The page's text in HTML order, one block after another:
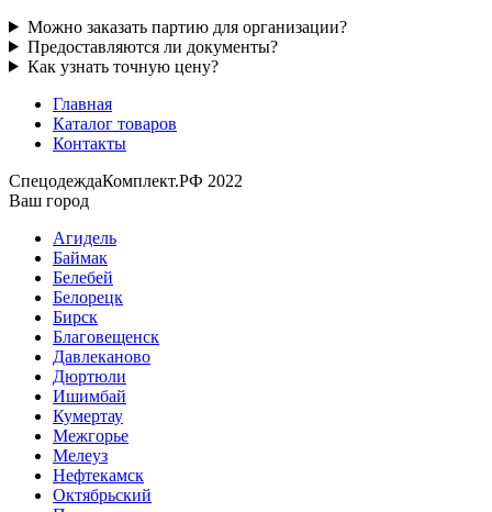
Можно заказать партию для организации?
Предоставляются ли документы?
Как узнать точную цену?
Главная
Каталог товаров
Контакты
СпецодеждаКомплект.РФ 2022
Ваш город
Агидель
Баймак
Белебей
Белорецк
Бирск
Благовещенск
Давлеканово
Дюртюли
Ишимбай
Кумертау
Межгорье
Мелеуз
Нефтекамск
Октябрьский